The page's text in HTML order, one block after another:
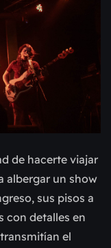
de hacerte viajar
albergar un show
sus pisos a
con detalles en
el